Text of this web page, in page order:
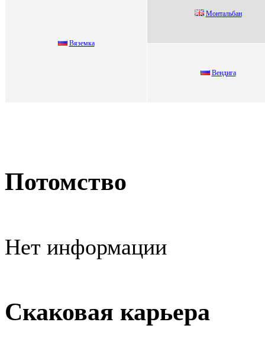
Вязeмкa
Монтaльбaн
Beндига
Потомство
Нет информации
Скаковая карьера